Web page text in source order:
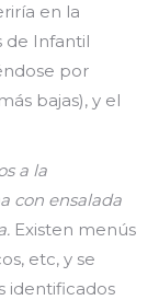
en la
de Infantil
por
bajas), y el
a la
con ensalada
Existen menús
etc, y se
identificados